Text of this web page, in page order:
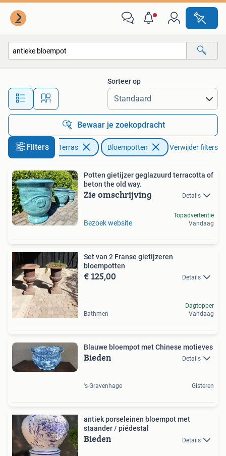
Alle afstanden…
Sorteer op
Bewaar je zoekopdracht
Filters
Tuin en Terras Bloempotten Verwijder filters
Potten gietijzer geglazuurd terracotta of
beton the old way.
Zie omschrijving Details
Bezoek website
Topadvertentie
Vandaag
Set van 2 Franse gietijzeren
bloempotten
€ 125,00 Details
Bathmen
Dagtopper
Vandaag
Blauwe bloempot met Chinese motieves
Bieden Details
's-Gravenhage Gisteren
antiek porseleinen bloempot met
staander / piédestal
Bieden Details